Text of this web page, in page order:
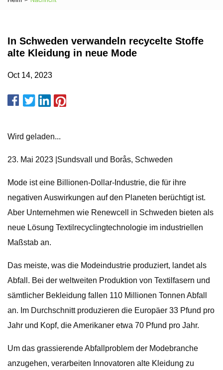
In Schweden verwandeln recycelte Stoffe
alte Kleidung in neue Mode
Oct 14, 2023
Wird geladen...
23. Mai 2023 |Sundsvall und Borås, Schweden
Mode ist eine Billionen-Dollar-Industrie, die für ihre
negativen Auswirkungen auf den Planeten berüchtigt ist.
Aber Unternehmen wie Renewcell in Schweden bieten als
neue Lösung Textilrecyclingtechnologie im industriellen
Maßstab an.
Das meiste, was die Modeindustrie produziert, landet als
Abfall. Bei der weltweiten Produktion von Textilfasern und
sämtlicher Bekleidung fallen 110 Millionen Tonnen Abfall
an. Im Durchschnitt produzieren die Europäer 33 Pfund pro
Jahr und Kopf, die Amerikaner etwa 70 Pfund pro Jahr.
Um das grassierende Abfallproblem der Modebranche
anzugehen, verarbeiten Innovatoren alte Kleidung zu